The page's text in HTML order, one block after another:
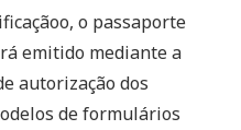
o passaporte
emitido mediante a
autorização dos
de formulários